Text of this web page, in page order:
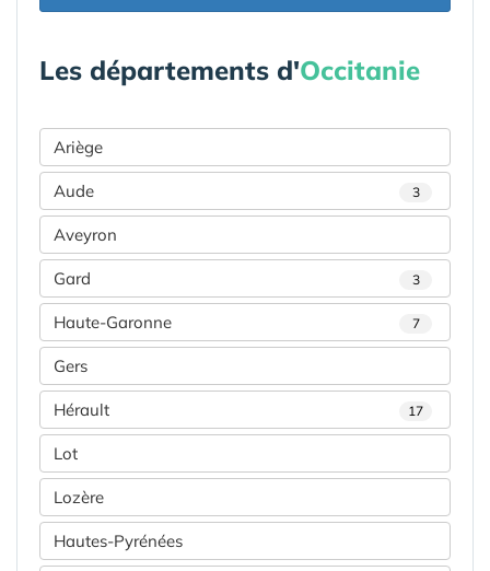
Les départements d'Occitanie
Ariège
Aude 3
Aveyron
Gard 3
Haute-Garonne 7
Gers
Hérault 17
Lot
Lozère
Hautes-Pyrénées